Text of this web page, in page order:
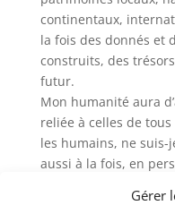
Gérer
continentaux,
la fois des donnés et
construits, des
futur.
Mon humanité aura
reliée à celles de tous
les humains, ne
aussi à la fois, en
L’humanité des lieux